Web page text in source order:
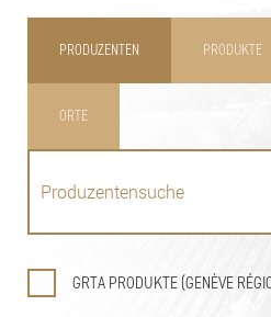
PRODUZENTEN PRODUKTE
ORTE
GRTA PRODUKTE (GENÈVE